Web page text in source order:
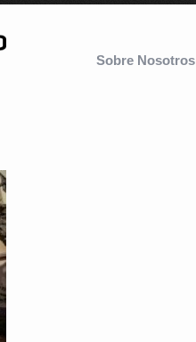
Sobre Nosotros